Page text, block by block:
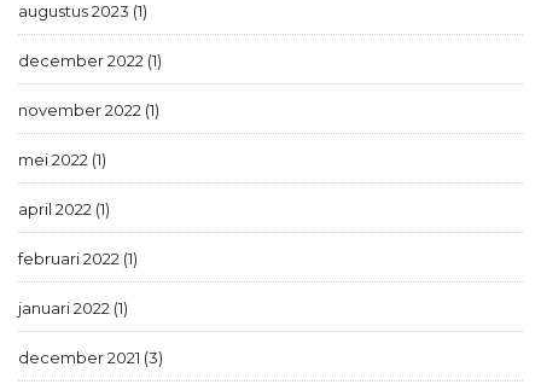
augustus 2023 (1)
december 2022 (1)
november 2022 (1)
mei 2022 (1)
april 2022 (1)
februari 2022 (1)
januari 2022 (1)
december 2021 (3)